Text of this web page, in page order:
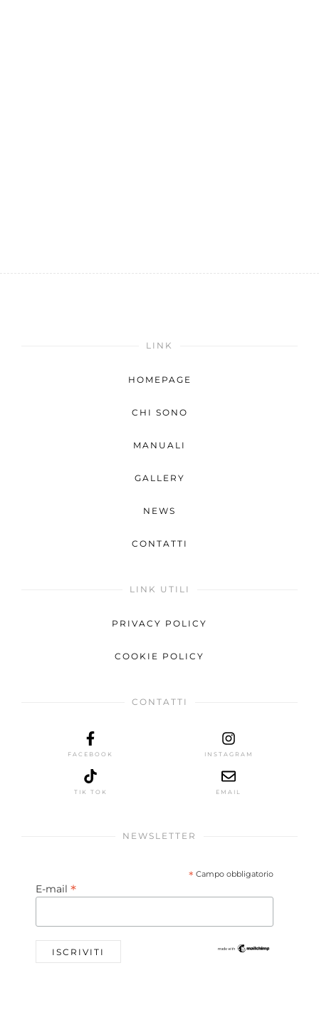
LINK
HOMEPAGE
CHI SONO
MANUALI
GALLERY
NEWS
CONTATTI
LINK UTILI
PRIVACY POLICY
COOKIE POLICY
CONTATTI
FACEBOOK INSTAGRAM
TIK TOK EMAIL
NEWSLETTER
* Campo obbligatorio
E-mail *